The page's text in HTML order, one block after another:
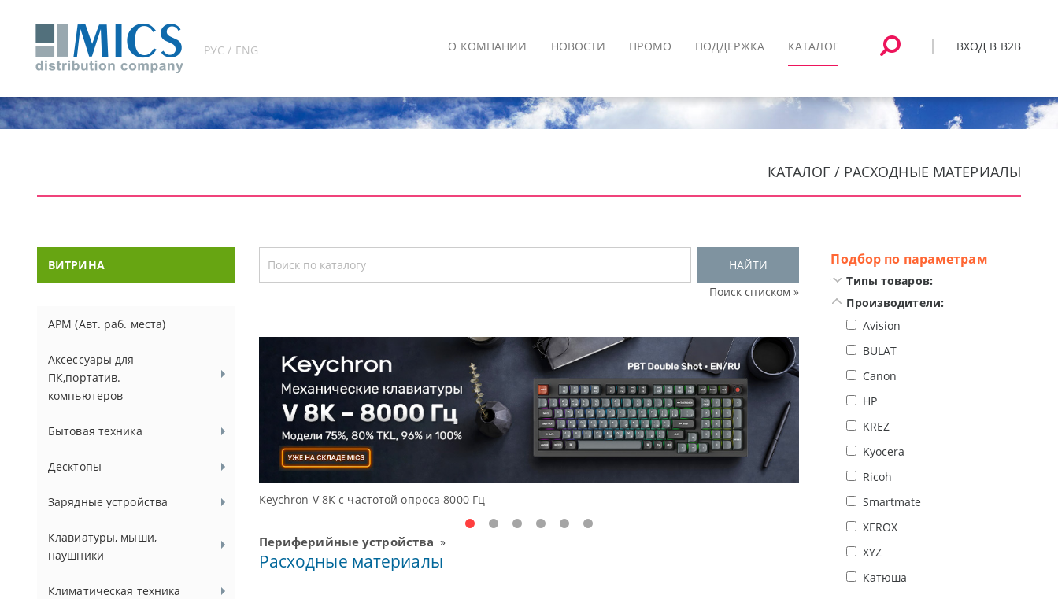
РУС / ENG ВХОД В B2B
О КОМПАНИИ НОВОСТИ ПРОМО ПОДДЕРЖКА КАТАЛОГ
КАТАЛОГ / РАСХОДНЫЕ МАТЕРИАЛЫ
ВИТРИНА
АРМ (Авт. раб. места)
Аксессуары для
ПК,портатив.
компьютеров
Бытовая техника
Десктопы
Зарядные устройства
Клавиатуры, мыши,
наушники
Климатическая техника
НАЙТИ
Поиск списком »
Keychron V 8K с частотой опроса 8000 Гц Доступные решения начального уровня,
Периферийные устройства »
Расходные материалы
Подбор по параметрам
Типы товаров:
Производители:
Avision
BULAT
Canon
HP
KREZ
Kyocera
Ricoh
Smartmate
XEROX
XYZ
Катюша